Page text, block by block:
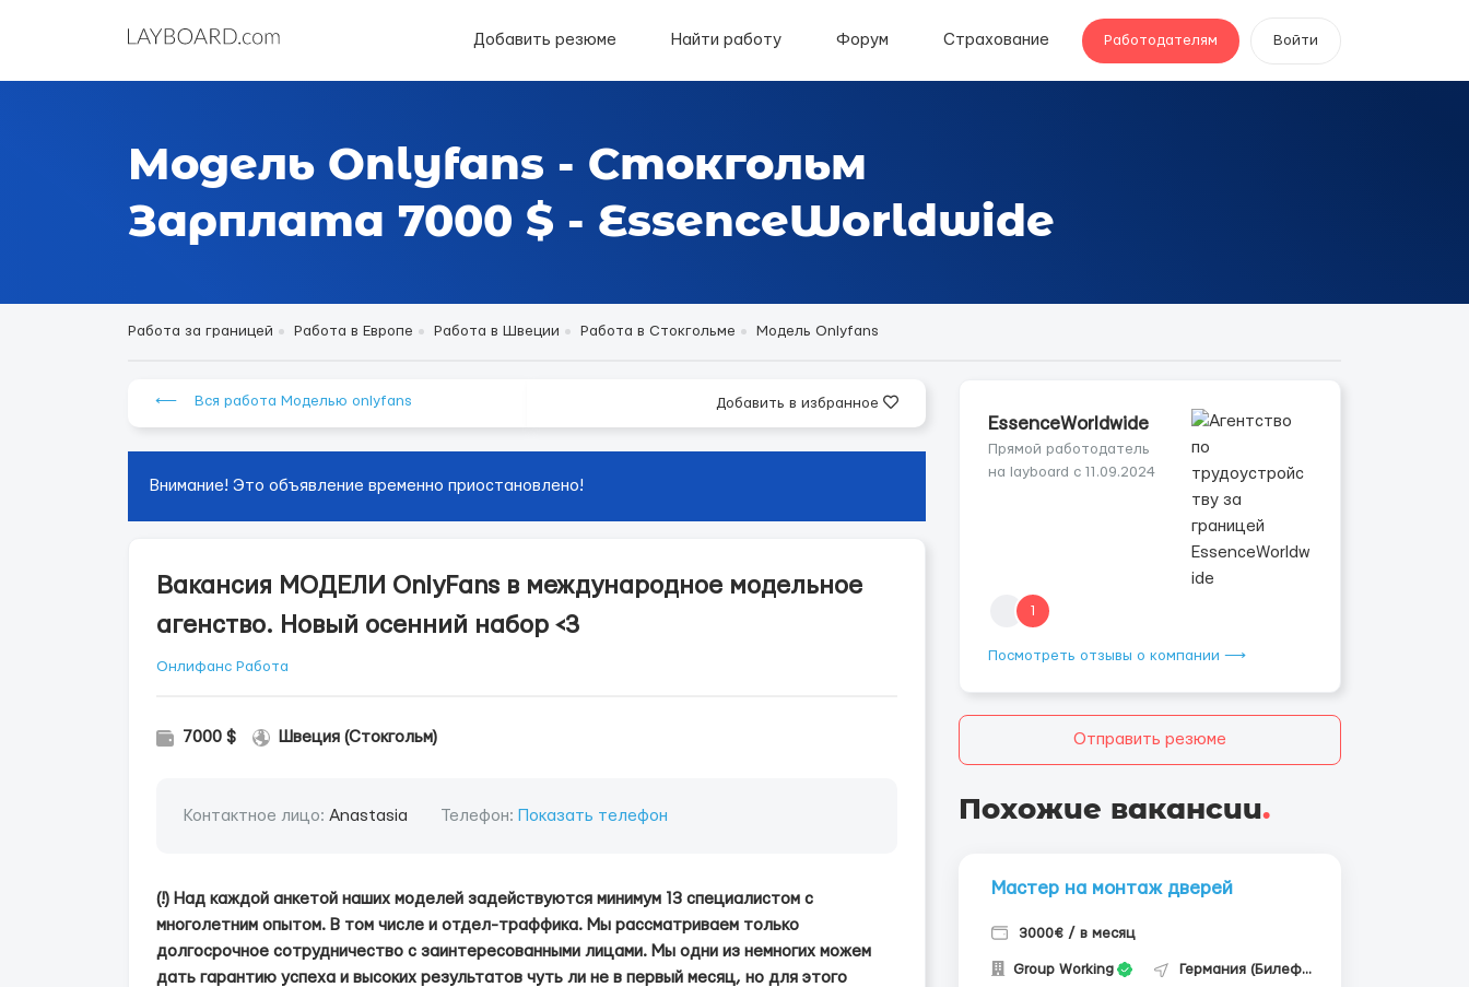
Добавить резюме Найти работу Форум Страхование Работодателям Войти
Модель Onlyfans - Стокгольм
Зарплата 7000 $ - EssenceWorldwide
Работа за границей Работа в Европе Работа в Швеции Работа в Стокгольме Модель Onlyfans
⟵ Вся работа Моделью onlyfans Добавить в избранное
Внимание! Это объявление временно приостановлено!
Вакансия МОДЕЛИ OnlyFans в международное модельное
агенство. Новый осенний набор <3
Онлифанс Работа
7000 $ Швеция (Стокгольм)
Контактное лицо: Anastasia Телефон: Показать телефон
(!) Над каждой анкетой наших моделей задействуются минимум 13 специалистом с
многолетним опытом. В том числе и отдел-траффика. Мы рассматриваем только
долгосрочное сотрудничество с заинтересованными лицами. Мы одни из немногих можем
дать гарантию успеха и высоких результатов чуть ли не в первый месяц, но для этого
EssenceWorldwide
Прямой работодатель
на layboard с 11.09.2024
1
Посмотреть отзывы о компании ⟶
Отправить резюме
Похожие вакансии.
Мастер на монтаж дверей
3000€ / в месяц
Group Working Германия (Билефельд)